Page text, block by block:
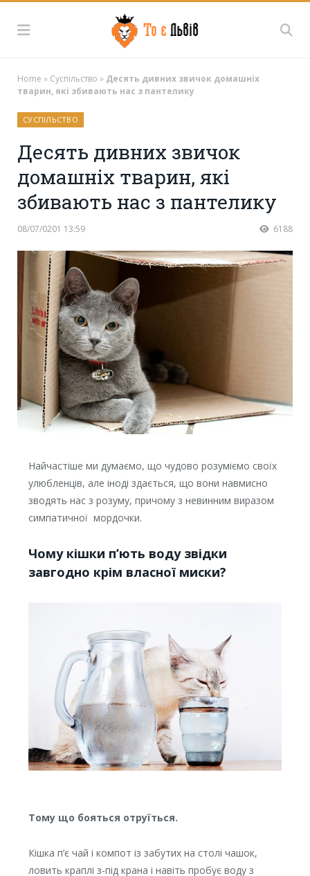
Home » Суспільство » Десять дивних звичок домашніх
тварин, які збивають нас з пантелику
СУСПІЛЬСТВО
Десять дивних звичок
домашніх тварин, які
збивають нас з пантелику
08/07/0201 13:59 6188
Найчастіше ми думаємо, що чудово розуміємо своїх
улюбленців, але іноді здається, що вони навмисно
зводять нас з розуму, причому з невинним виразом
симпатичної мордочки.
Чому кішки п’ють воду звідки
завгодно крім власної миски?
Тому що бояться отруїться.
Кішка п’є чай і компот із забутих на столі чашок,
ловить краплі з-під крана і навіть пробує воду з